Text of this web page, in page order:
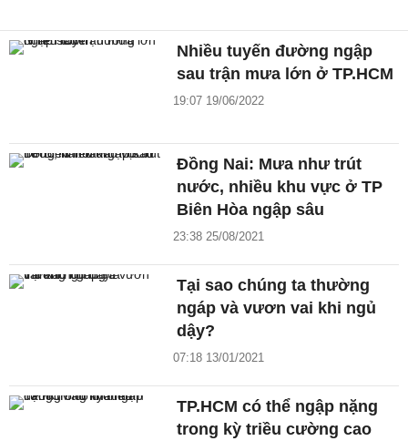
Nhiều tuyến đường ngập
sau trận mưa lớn ở TP.HCM
19:07 19/06/2022
Đồng Nai: Mưa như trút
nước, nhiều khu vực ở TP
Biên Hòa ngập sâu
23:38 25/08/2021
Tại sao chúng ta thường
ngáp và vươn vai khi ngủ
dậy?
07:18 13/01/2021
TP.HCM có thể ngập nặng
trong kỳ triều cường cao